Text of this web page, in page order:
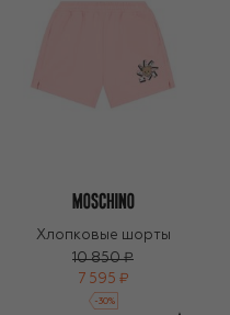
Хлопковые шорты
10 850 ₽
7 595 ₽
-30%